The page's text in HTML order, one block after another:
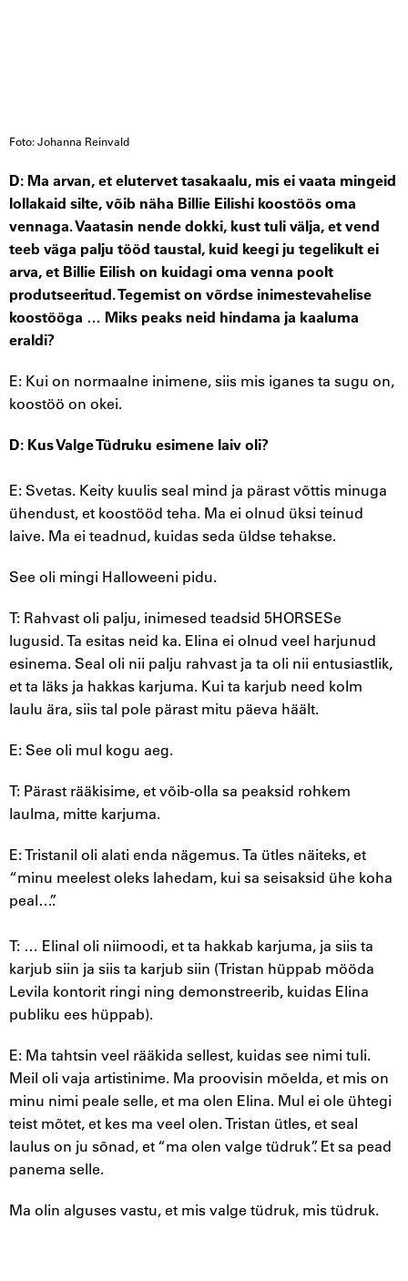
Foto: Johanna Reinvald
D: Ma arvan, et elutervet tasakaalu, mis ei vaata mingeid
lollakaid silte, võib näha Billie Eilishi koostöös oma
vennaga. Vaatasin nende dokki, kust tuli välja, et vend
teeb väga palju tööd taustal, kuid keegi ju tegelikult ei
arva, et Billie Eilish on kuidagi oma venna poolt
produtseeritud. Tegemist on võrdse inimestevahelise
koostööga … Miks peaks neid hindama ja kaaluma
eraldi?
E: Kui on normaalne inimene, siis mis iganes ta sugu on,
koostöö on okei.
D: Kus Valge Tüdruku esimene laiv oli?
E: Svetas. Keity kuulis seal mind ja pärast võttis minuga
ühendust, et koostööd teha. Ma ei olnud üksi teinud
laive. Ma ei teadnud, kuidas seda üldse tehakse.
See oli mingi Halloweeni pidu.
T: Rahvast oli palju, inimesed teadsid 5HORSESe
lugusid. Ta esitas neid ka. Elina ei olnud veel harjunud
esinema. Seal oli nii palju rahvast ja ta oli nii entusiastlik,
et ta läks ja hakkas karjuma. Kui ta karjub need kolm
laulu ära, siis tal pole pärast mitu päeva häält.
E: See oli mul kogu aeg.
T: Pärast rääkisime, et võib-olla sa peaksid rohkem
laulma, mitte karjuma.
E: Tristanil oli alati enda nägemus. Ta ütles näiteks, et
“minu meelest oleks lahedam, kui sa seisaksid ühe koha
peal…”.
T: … Elinal oli niimoodi, et ta hakkab karjuma, ja siis ta
karjub siin ja siis ta karjub siin (Tristan hüppab mööda
Levila kontorit ringi ning demonstreerib, kuidas Elina
publiku ees hüppab).
E: Ma tahtsin veel rääkida sellest, kuidas see nimi tuli.
Meil oli vaja artistinime. Ma proovisin mõelda, et mis on
minu nimi peale selle, et ma olen Elina. Mul ei ole ühtegi
teist mõtet, et kes ma veel olen. Tristan ütles, et seal
laulus on ju sõnad, et “ma olen valge tüdruk”. Et sa pead
panema selle.
Ma olin alguses vastu, et mis valge tüdruk, mis tüdruk.